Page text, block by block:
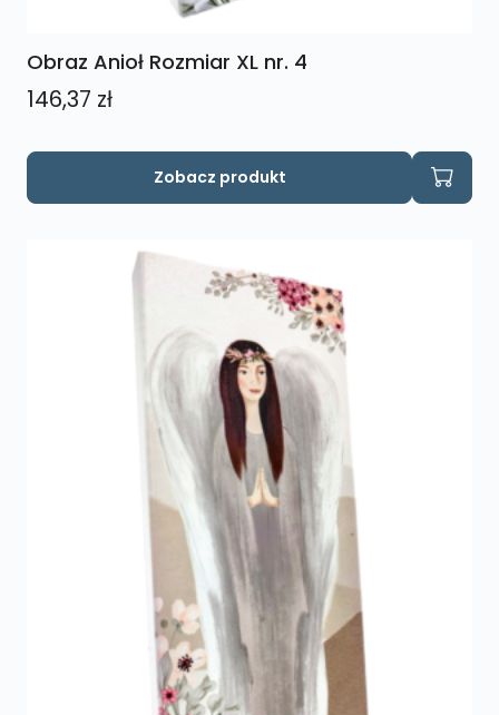
Obraz Anioł Rozmiar XL nr. 4
146,37 zł
Zobacz produkt